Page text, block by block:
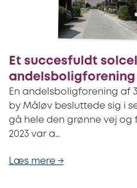
Et succesfuldt
En andelsboligforening af
by Måløv besluttede sig i
gå hele den grønne vej og
2023 var a…
Læs mere →